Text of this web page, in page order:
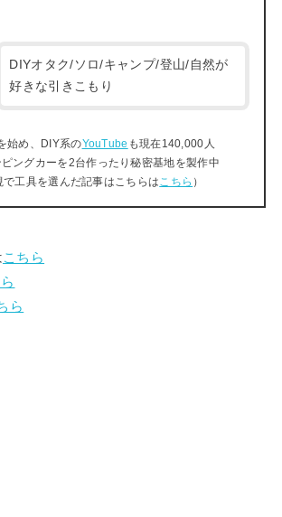
DIYオタク/ソロ/キャンプ/登山/自然が
好きな引きこもり
始め、DIY系のYouTube も現在140,000人
ングカーを2台作ったり秘密基地を製作中
で工具を選んだ記事はこちらは こちら ）
こちら
ら